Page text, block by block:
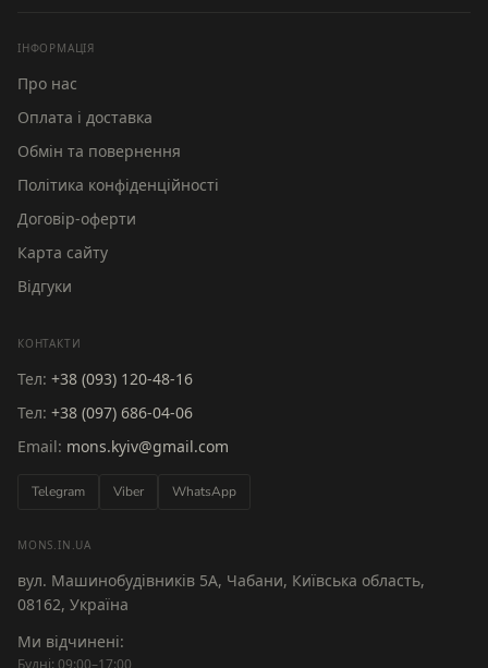
ІНФОРМАЦІЯ
Про нас
Оплата і доставка
Обмін та повернення
Політика конфіденційності
Договір-оферти
Карта сайту
Відгуки
КОНТАКТИ
Тел: +38 (093) 120-48-16
Тел: +38 (097) 686-04-06
Email: mons.kyiv@gmail.com
Telegram Viber WhatsApp
MONS.IN.UA
вул. Машинобудівників 5А, Чабани, Київська область,
08162, Україна
Ми відчинені:
Будні: 09:00–17:00